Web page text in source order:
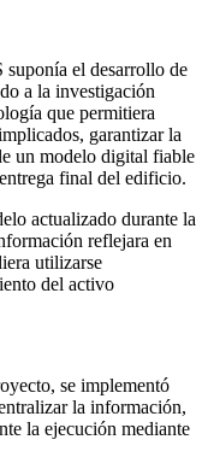
el desarrollo de
a la investigación
que permitiera
garantizar la
un modelo digital fiable
final del edificio.
actualizado durante la
reflejara en
utilizarse
del activo
se implementó
la información,
la ejecución mediante